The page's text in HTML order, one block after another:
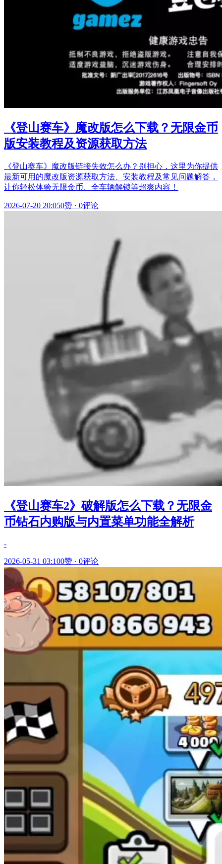
《登山赛车》魔改版怎么下载？无限金币
版安装教程及资源获取方法
《登山赛车》魔改版链接失效怎么办？别担心，这里为你提供
最新可用的魔改版资源获取方法、安装教程及常见问题解答，
让你轻松体验无限金币、全车辆解锁等超爽内容！
2026-07-20 20:050赞 · 0评论
《登山赛车2》破解版怎么下载？无限金
币钻石内购版与内置菜单功能全解析
-
2026-05-31 03:100赞 · 0评论